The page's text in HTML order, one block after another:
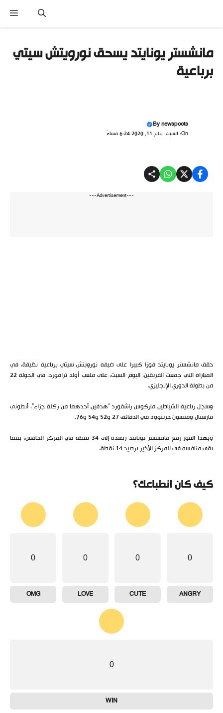
المحتوى
مانشستر يونايتد يسحق نورويتش سيتي
برباعية
Bynewspoots
On: السبت, يناير 11, 2020 6:24 مساءً
---Advertisement---
حقق مانشستر يونايتد فوزا كبيرا على ضيفه نورويتش سيتي برباعية نظيفة، في
المباراة التي جمعت الفريقين، اليوم السبت، على ملعب أولد ترافورد، في الجولة 22
من بطولة الدوري الإنجليزي.
وسجل رباعية الشياطين ماركوس راشفورد “هدفين أحدهما من ركلة جزاء”، أنطوني
مارسيال وميسون جرينوود في الدقائق 27 و52 و54 و76.
وبهذا الفوز رفع مانشستر يونايتد رصيده إلى 34 نقطة في المركز الخامس، بينما
بقى منافسه في المركز الأخير برصيد 14 نقطة.
كيف كان انطباعك؟
0
ANGRY
0
CUTE
0
LOVE
0
OMG
0
WIN